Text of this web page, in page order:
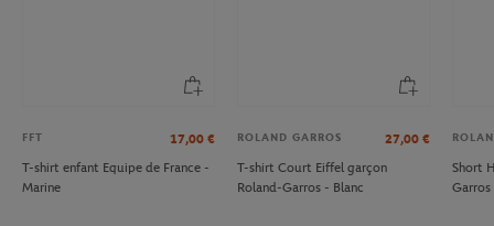
FFT 17,00 €
T-shirt enfant Equipe de France -
Marine
ROLAND GARROS 27,00 €
T-shirt Court Eiffel garçon
Roland-Garros - Blanc
Short